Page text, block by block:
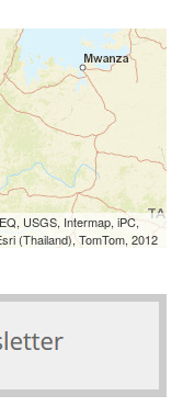
USGS, Intermap, iPC,
(Thailand), TomTom, 2012